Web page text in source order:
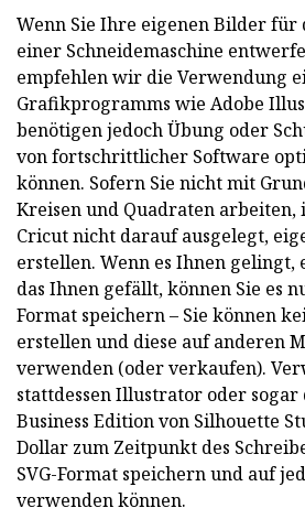
Wenn Sie Ihre eigenen Bilder
einer Schneidemaschine
empfehlen wir die Verwendung
Grafikprogramms wie Adobe
benötigen jedoch Übung oder
von fortschrittlicher Software
können. Sofern Sie nicht mit
Kreisen und Quadraten arbeiten,
Cricut nicht darauf ausgelegt,
erstellen. Wenn es Ihnen gelingt,
das Ihnen gefällt, können Sie es
Format speichern – Sie können
erstellen und diese auf anderen
verwenden (oder verkaufen).
stattdessen Illustrator oder
Business Edition von Silhouette
Dollar zum Zeitpunkt des
SVG-Format speichern und auf
verwenden können.